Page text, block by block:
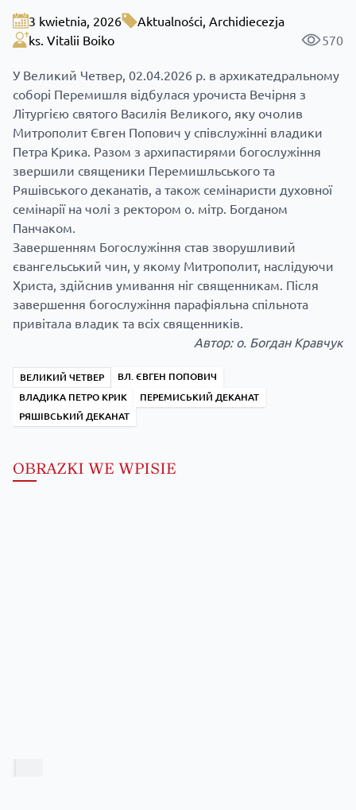
3 kwietnia, 2026 Aktualności, Archidiecezja
ks. Vitalii Boiko
570
У Великий Четвер, 02.04.2026 р. в архикатедральному
соборі Перемишля відбулася урочиста Вечірня з
Літургією святого Василія Великого, яку очолив
Митрополит Євген Попович у співслужінні владики
Петра Крика. Разом з архипастирями богослужіння
звершили священики Перемишльського та
Ряшівського деканатів, а також семінаристи духовної
семінарії на чолі з ректором о. мітр. Богданом
Панчаком.
Завершенням Богослужіння став зворушливий
євангельський чин, у якому Митрополит, наслідуючи
Христа, здійснив умивання ніг священникам. Після
завершення богослужіння парафіяльна спільнота
привітала владик та всіх священників.
Автор: о. Богдан Кравчук
ВЕЛИКИЙ ЧЕТВЕР
ВЛ. ЄВГЕН ПОПОВИЧ
ВЛАДИКА ПЕТРО КРИК
ПЕРЕМИСЬКИЙ ДЕКАНАТ
РЯШІВСЬКИЙ ДЕКАНАТ
OBRAZKI WE WPISIE